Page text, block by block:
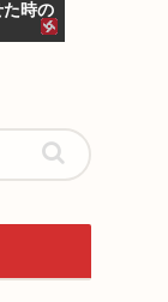
た時の